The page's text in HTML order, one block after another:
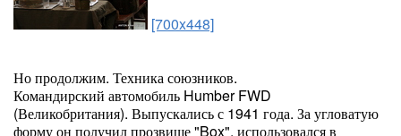
[700x448]
Но продолжим. Техника союзников.
Командирский автомобиль Humber FWD
(Великобритания). Выпускались с 1941 года. За угловатую
форму он получил прозвище "Box", использовался в